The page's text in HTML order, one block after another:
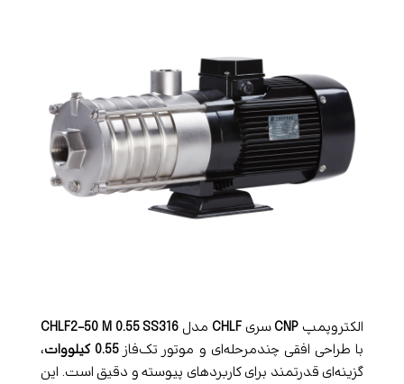
الکتروپمپ CNPسریCHLF مدل CHLF2-50 M 0.55 SS316
با طراحی افقی چندمرحله‌ای و موتور تک‌فاز0.55 کیلووات
،
گزینه‌ای قدرتمند برای کاربردهای پیوسته و دقیق است. این